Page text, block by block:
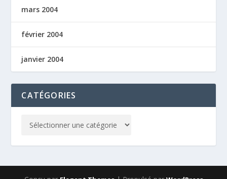
mars 2004
février 2004
janvier 2004
CATÉGORIES